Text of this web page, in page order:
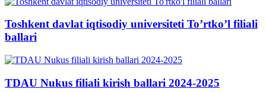
Toshkent davlat iqtisodiy universiteti To’rtko’l filiali
ballari
TDAU Nukus filiali kirish ballari 2024-2025